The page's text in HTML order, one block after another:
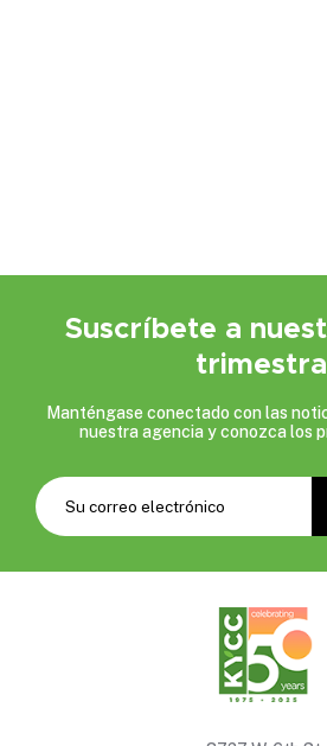
Suscríbete a
Manténgase conectado con las
nuestra agencia y conozca los